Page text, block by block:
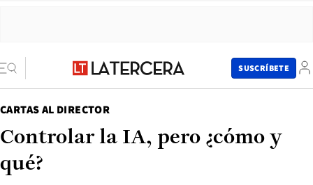
SUSCRÍBETE
CARTAS AL DIRECTOR
Controlar la IA, pero ¿cómo y
qué?